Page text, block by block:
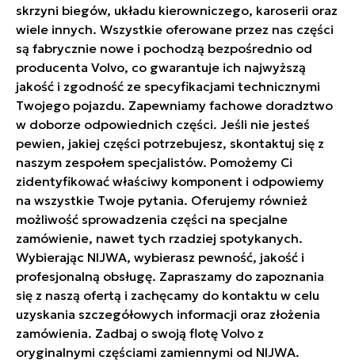
skrzyni biegów, układu kierowniczego, karoserii oraz
wiele innych. Wszystkie oferowane przez nas części
są fabrycznie nowe i pochodzą bezpośrednio od
producenta Volvo, co gwarantuje ich najwyższą
jakość i zgodność ze specyfikacjami technicznymi
Twojego pojazdu. Zapewniamy fachowe doradztwo
w doborze odpowiednich części. Jeśli nie jesteś
pewien, jakiej części potrzebujesz, skontaktuj się z
naszym zespołem specjalistów. Pomożemy Ci
zidentyfikować właściwy komponent i odpowiemy
na wszystkie Twoje pytania. Oferujemy również
możliwość sprowadzenia części na specjalne
zamówienie, nawet tych rzadziej spotykanych.
Wybierając NIJWA, wybierasz pewność, jakość i
profesjonalną obsługę. Zapraszamy do zapoznania
się z naszą ofertą i zachęcamy do kontaktu w celu
uzyskania szczegółowych informacji oraz złożenia
zamówienia. Zadbaj o swoją flotę Volvo z
oryginalnymi częściami zamiennymi od NIJWA.